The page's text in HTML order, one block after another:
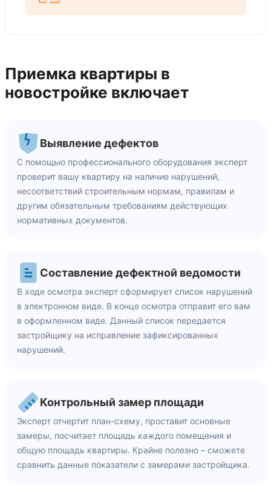
Приемка квартиры в
новостройке включает
Выявление дефектов
С помощью профессионального оборудования эксперт
проверит вашу квартиру на наличие нарушений,
несоответствий строительным нормам, правилам и
другим обязательным требованиям действующих
нормативных документов.
Составление дефектной ведомости
В ходе осмотра эксперт сформирует список нарушений
в электронном виде. В конце осмотра отправит его вам
в оформленном виде. Данный список передается
застройщику на исправление зафиксированных
нарушений.
Контрольный замер площади
Эксперт отчертит план-схему, проставит основные
замеры, посчитает площадь каждого помещения и
общую площадь квартиры. Крайне полезно – сможете
сравнить данные показатели с замерами застройщика.